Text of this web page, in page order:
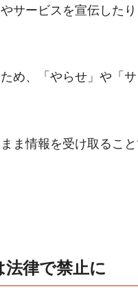
サービスを宣伝した
め、「やらせ」や「
ま情報を受け取るこ
法律で禁止に